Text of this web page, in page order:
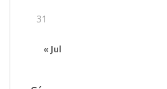
« Jul
31